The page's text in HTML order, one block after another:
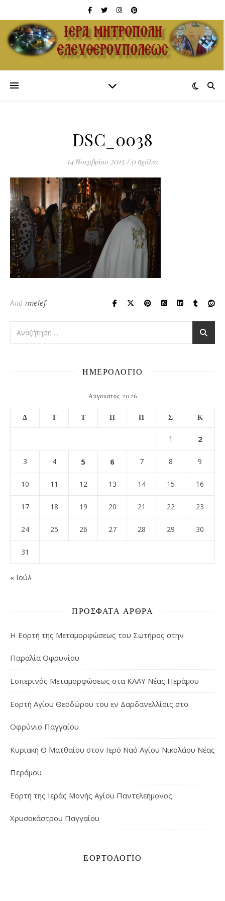
DSC_0038
14 Νοεμβρίου 2015 / 0 σχόλια
Από imelef
ΗΜΕΡΟΛΟΓΙΟ
Αύγουστος 2026
Δ Τ Τ Π Π Σ Κ
1 2
3 4 5 6 7 8 9
10 11 12 13 14 15 16
17 18 19 20 21 22 23
24 25 26 27 28 29 30
31
« Ιούλ
ΠΡΌΣΦΑΤΑ ΆΡΘΡΑ
Η Εορτή της Μεταμορφώσεως του Σωτήρος στην
Παραλία Οφρυνίου
Εσπερινός Μεταμορφώσεως στα ΚΑΑΥ Νέας Περάμου
Εορτή Αγίου Θεοδώρου του εν Δαρδανελλίοις στο
Οφρύνιο Παγγαίου
Κυριακή Θ΄ Ματθαίου στον Ιερό Ναό Αγίου Νικολάου Νέας
Περάμου
Εορτή της Ιεράς Μονής Αγίου Παντελεήμονος
Χρυσοκάστρου Παγγαίου
ΕΟΡΤΟΛΌΓΙΟ